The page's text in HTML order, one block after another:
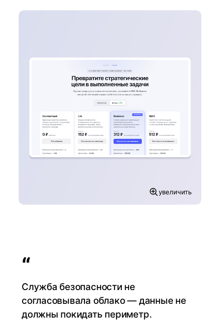
увеличить
“
Служба безопасности не
согласовывала облако — данные не
должны покидать периметр.